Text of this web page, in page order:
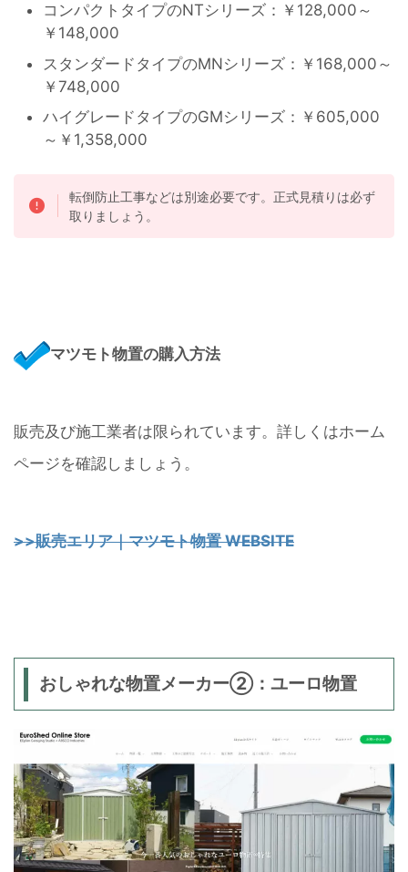
コンパクトタイプのNTシリーズ：￥128,000～
￥148,000
スタンダードタイプのMNシリーズ：￥168,000～
￥748,000
ハイグレードタイプのGMシリーズ：￥605,000
～￥1,358,000
転倒防止工事などは別途必要です。正式見積りは必ず
取りましょう。
マツモト物置の購入方法
販売及び施工業者は限られています。詳しくはホーム
ページを確認しましょう。
>>販売エリア｜マツモト物置 WEBSITE
おしゃれな物置メーカー②：ユーロ物置